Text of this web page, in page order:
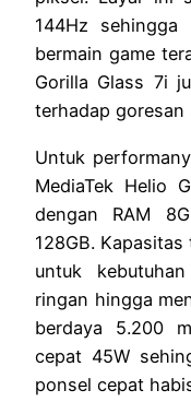
144Hz sehingga
bermain game
Gorilla Glass 7i
terhadap goresan
Untuk
MediaTek Helio
dengan RAM
128GB.
untuk
ringan hingga
berdaya 5.200
cepat 45W
ponsel cepat